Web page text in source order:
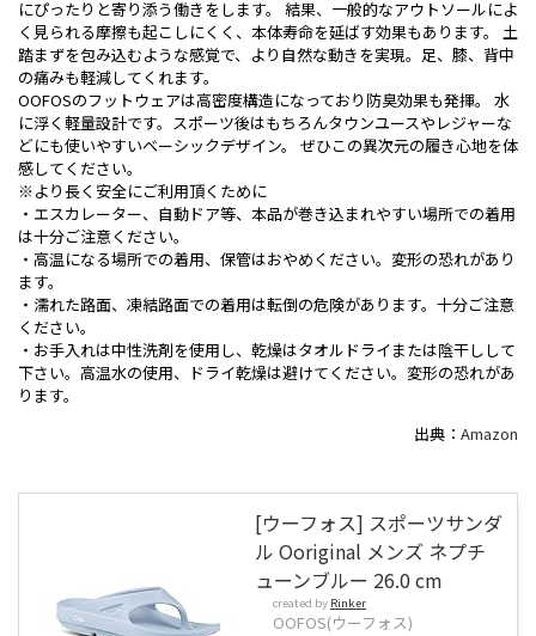
にぴったりと寄り添う働きをします。 結果、一般的なアウトソールによ
く見られる摩擦も起こしにくく、本体寿命を延ばす効果もあります。 土
踏まずを包み込むような感覚で、より自然な動きを実現。足、膝、背中
の痛みも軽減してくれます。
OOFOSのフットウェアは高密度構造になっており防臭効果も発揮。 水
に浮く軽量設計です。スポーツ後はもちろんタウンユースやレジャーな
どにも使いやすいベーシックデザイン。 ぜひこの異次元の履き心地を体
感してください。
※より長く安全にご利用頂くために
・エスカレーター、自動ドア等、本品が巻き込まれやすい場所での着用
は十分ご注意ください。
・高温になる場所での着用、保管はおやめください。変形の恐れがあり
ます。
・濡れた路面、凍結路面での着用は転倒の危険があります。十分ご注意
ください。
・お手入れは中性洗剤を使用し、乾燥はタオルドライまたは陰干しして
下さい。高温水の使用、ドライ乾燥は避けてください。変形の恐れがあ
ります。
出典： Amazon
[ウーフォス] スポーツサンダ
ル Ooriginal メンズ ネプチ
ューンブルー 26.0 cm
created by Rinker
OOFOS(ウーフォス)